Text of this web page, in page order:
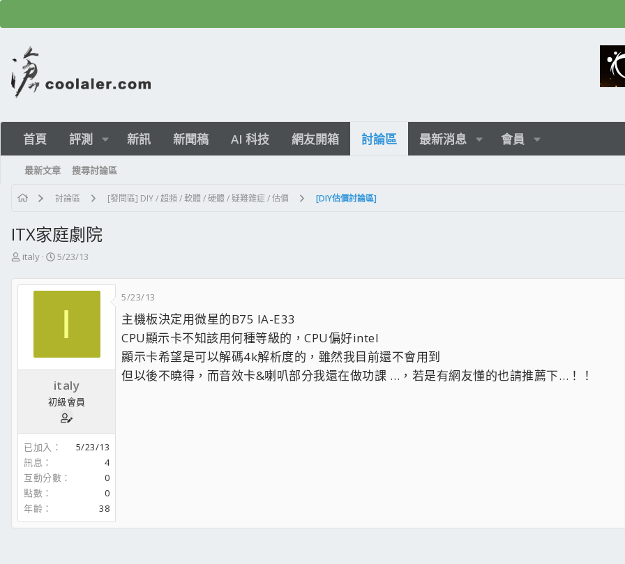
首頁 評測 新訊 新聞稿 AI 科技 網友開箱 討論區 最新消息 會員
最新文章 搜尋討論區
討論區 [發問區] DIY / 超頻 / 軟體 / 硬體 / 疑難雜症 / 估價 [DIY估價討論區]
ITX家庭劇院
主
發
italy
開
日
5/23/13
I
italy
初級會員
已加入
5/23/13
訊息
4
互動分數
0
點數
0
年齡
38
5/23/13
主機板決定用微星的B75 IA-E33
CPU顯示卡不知該用何種等級的，CPU偏好intel
顯示卡希望是可以解碼4k解析度的，雖然我目前還不會用到
但以後不曉得，而音效卡&喇叭部分我還在做功課 …，若是有網友懂的也請推薦下…！！